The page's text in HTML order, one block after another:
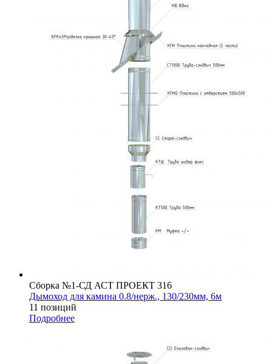
Сборка №1-СД АСТ ПРОЕКТ 316
Дымоход для камина 0.8/нерж., 130/230мм, 6м
11 позиций
Подробнее